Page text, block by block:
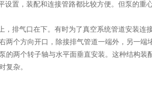
置，装配和连接管路都比较方便。但泵的重
排气口在下。有时为了真空系统管道安装连
两个方向开口，除接排气管道一端外，另一
的两个转子轴与水平面垂直安装。这种结构
复杂。